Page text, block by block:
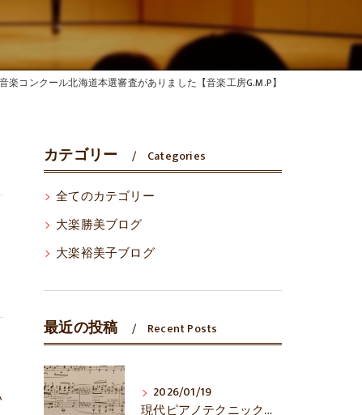
楽コンクール北海道本選審査がありました【音楽工房G.M.P】
カテゴリー Categories
全てのカテゴリー
大楽勝美ブログ
大楽裕美子ブログ
最近の投稿 Recent Posts
2026/01/19
現代ピアノテクニックは万能？